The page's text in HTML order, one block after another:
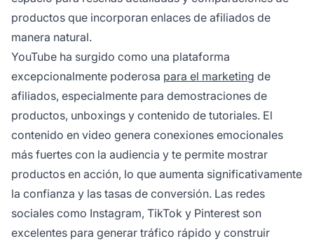
productos que incorporan enlaces de afiliados de
manera natural.
YouTube ha surgido como una plataforma
excepcionalmente poderosa para el marketing de
afiliados, especialmente para demostraciones de
productos, unboxings y contenido de tutoriales. El
contenido en video genera conexiones emocionales
más fuertes con la audiencia y te permite mostrar
productos en acción, lo que aumenta significativamente
la confianza y las tasas de conversión. Las redes
sociales como Instagram, TikTok y Pinterest son
excelentes para generar tráfico rápido y construir